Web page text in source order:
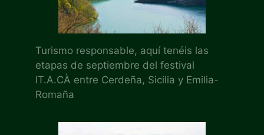
Turismo responsable, aquí tenéis las
etapas de septiembre del festival
IT.A.CÀ entre Cerdeña, Sicilia y Emilia-
Romaña